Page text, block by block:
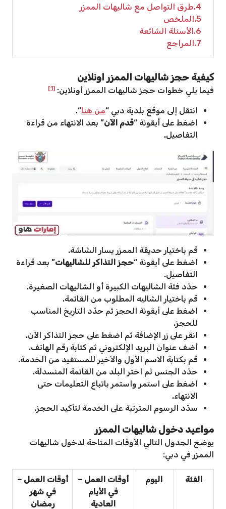
4 طرق التواصل مع شاليهات الممزر
5 الملخص
6 الأسئلة الشائعة
7 المراجع
كيفية حجز شاليهات الممزر اونلاين
فيما يلي خطوات حجز شاليهات الممزر أونلاين: [1]
انتقل إلى موقع بلدية دبي “من هنا“.
اضغط على أيقونة “قدم الآن” بعد الانتهاء من قراءة
التفاصيل.
قم باختيار حديقة الممزر يسار الشاشة.
اضغط على أيقونة “حجز التذاكر للشاليهات” بعد قراءة
التفاصيل.
حدّد فئة الشاليهات الكبيرة أو الشاليهات الصغيرة.
قم باختيار الشاليه المطلوب من القائمة.
اضغط على أيقونة الحجز ثم حدّد التاريخ المناسب
للحجز.
انقر على زر الإضافة ثم اضغط على حجز التذاكر الآن.
أضف عنوان البريد الإلكتروني ثم كتابة رقم الهاتف.
قم بكتابة الاسم الأول والأخير للمستفيد من الخدمة.
حدّد الجنس ثم اختر البلد من القائمة المنسدلة.
اضغط على استمر واستمر باتباع التعليمات حتى
الانتهاء.
سدّد الرسوم المترتبة على الخدمة لتأكيد الحجز.
مواعيد دخول شاليهات الممزر
يوضح الجدول التالي الأوقات المتاحة لدخول شاليهات
الممزر في دبي:
الفئة اليوم
أوقات العمل –
في الأيام
العادية
أوقات العمل –
في شهر
رمضان